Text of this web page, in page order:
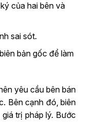
của hai bên và
sai sót.
bản gốc để làm
yêu cầu bên bán
Bên cạnh đó, biên
trị pháp lý. Bước